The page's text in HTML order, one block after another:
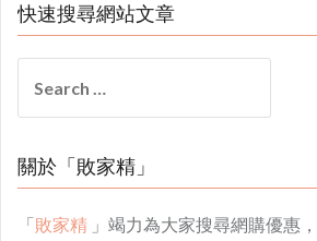
快速搜尋網站文章
for:
關於「敗家精」
「敗家精 」竭力為大家搜尋網購優惠